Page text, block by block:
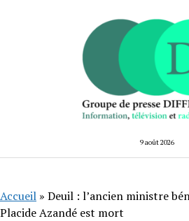
9 août 2026
Accueil » Deuil : l’ancien ministre
Placide Azandé est mort